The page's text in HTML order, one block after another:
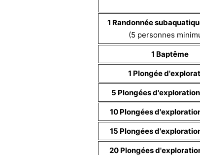
1 Randonnée
(5 personnes
1 Baptême
1 Plongée
5 Plongées d'exploration
10 Plongées
15 Plongées
20 Plongées